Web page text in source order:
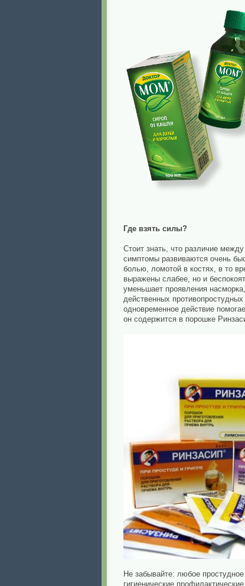
Где взять силы?
Стоит знать, что различие
симптомы развиваются очень
болью, ломотой в костях, в то
выражены слабее, но и
уменьшает проявления
действенных
одновременное действие
он содержится в порошке
Не забывайте: любое
гигиенические